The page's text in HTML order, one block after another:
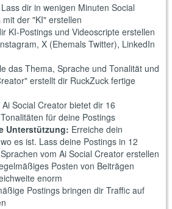
Lass dir in wenigen Minuten Social
der "KI" erstellen
KI-Postings und Videoscripte erstellen
X (Ehemals Twitter), LinkedIn
das Thema, Sprache und Tonalität und
erstellt dir RuckZuck fertige
Ai Social Creator bietet dir 16
für deine Postings
Unterstützung: Erreiche dein
es ist. Lass deine Postings in 12
vom Ai Social Creator erstellen
Posten von Beiträgen
enorm
Postings bringen dir Traffic auf